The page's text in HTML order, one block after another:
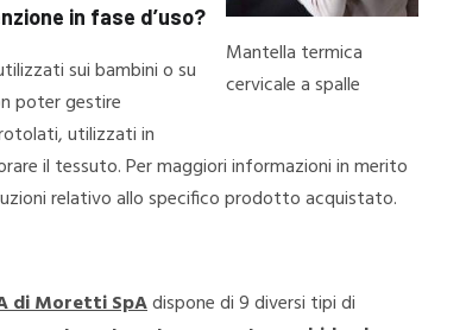
Mantella termica
cervicale a spalle
in fase d’uso?
sui bambini o su
poter gestire
utilizzati in
il tessuto. Per maggiori informazioni in merito
relativo allo specifico prodotto acquistato.
di Moretti SpAdispone di 9 diversi tipi di